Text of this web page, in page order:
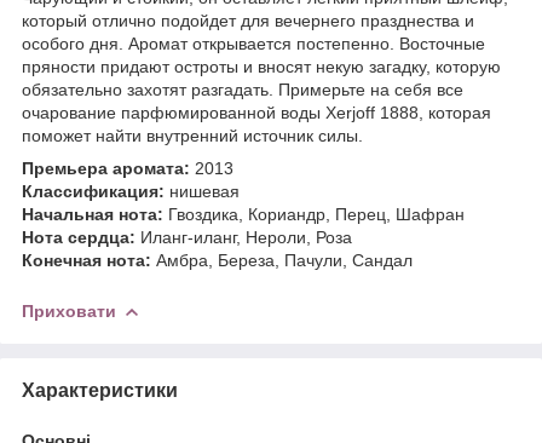
который отлично подойдет для вечернего празднества и
особого дня. Аромат открывается постепенно. Восточные
пряности придают остроты и вносят некую загадку, которую
обязательно захотят разгадать. Примерьте на себя все
очарование парфюмированной воды Xerjoff 1888, которая
поможет найти внутренний источник силы.
Премьера аромата: 2013
Классификация: нишевая
Начальная нота: Гвоздика, Кориандр, Перец, Шафран
Нота сердца: Иланг-иланг, Нероли, Роза
Конечная нота: Амбра, Береза, Пачули, Сандал
Приховати
Характеристики